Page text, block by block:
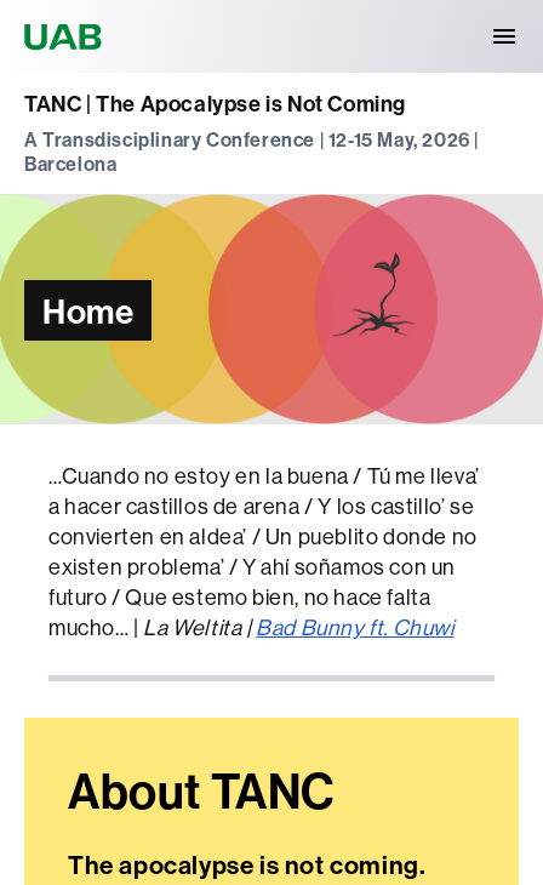
TANC | The Apocalypse is Not Coming
A Transdisciplinary Conference | 12-15 May, 2026 |
Barcelona
Home
…Cuando no estoy en la buena / Tú me lleva’
a hacer castillos de arena / Y los castillo’ se
convierten en aldea’ / Un pueblito donde no
existen problema’ / Y ahí soñamos con un
futuro / Que estemo bien, no hace falta
mucho… | La Weltita |Bad Bunny ft. Chuwi
About TANC
The apocalypse is not coming.